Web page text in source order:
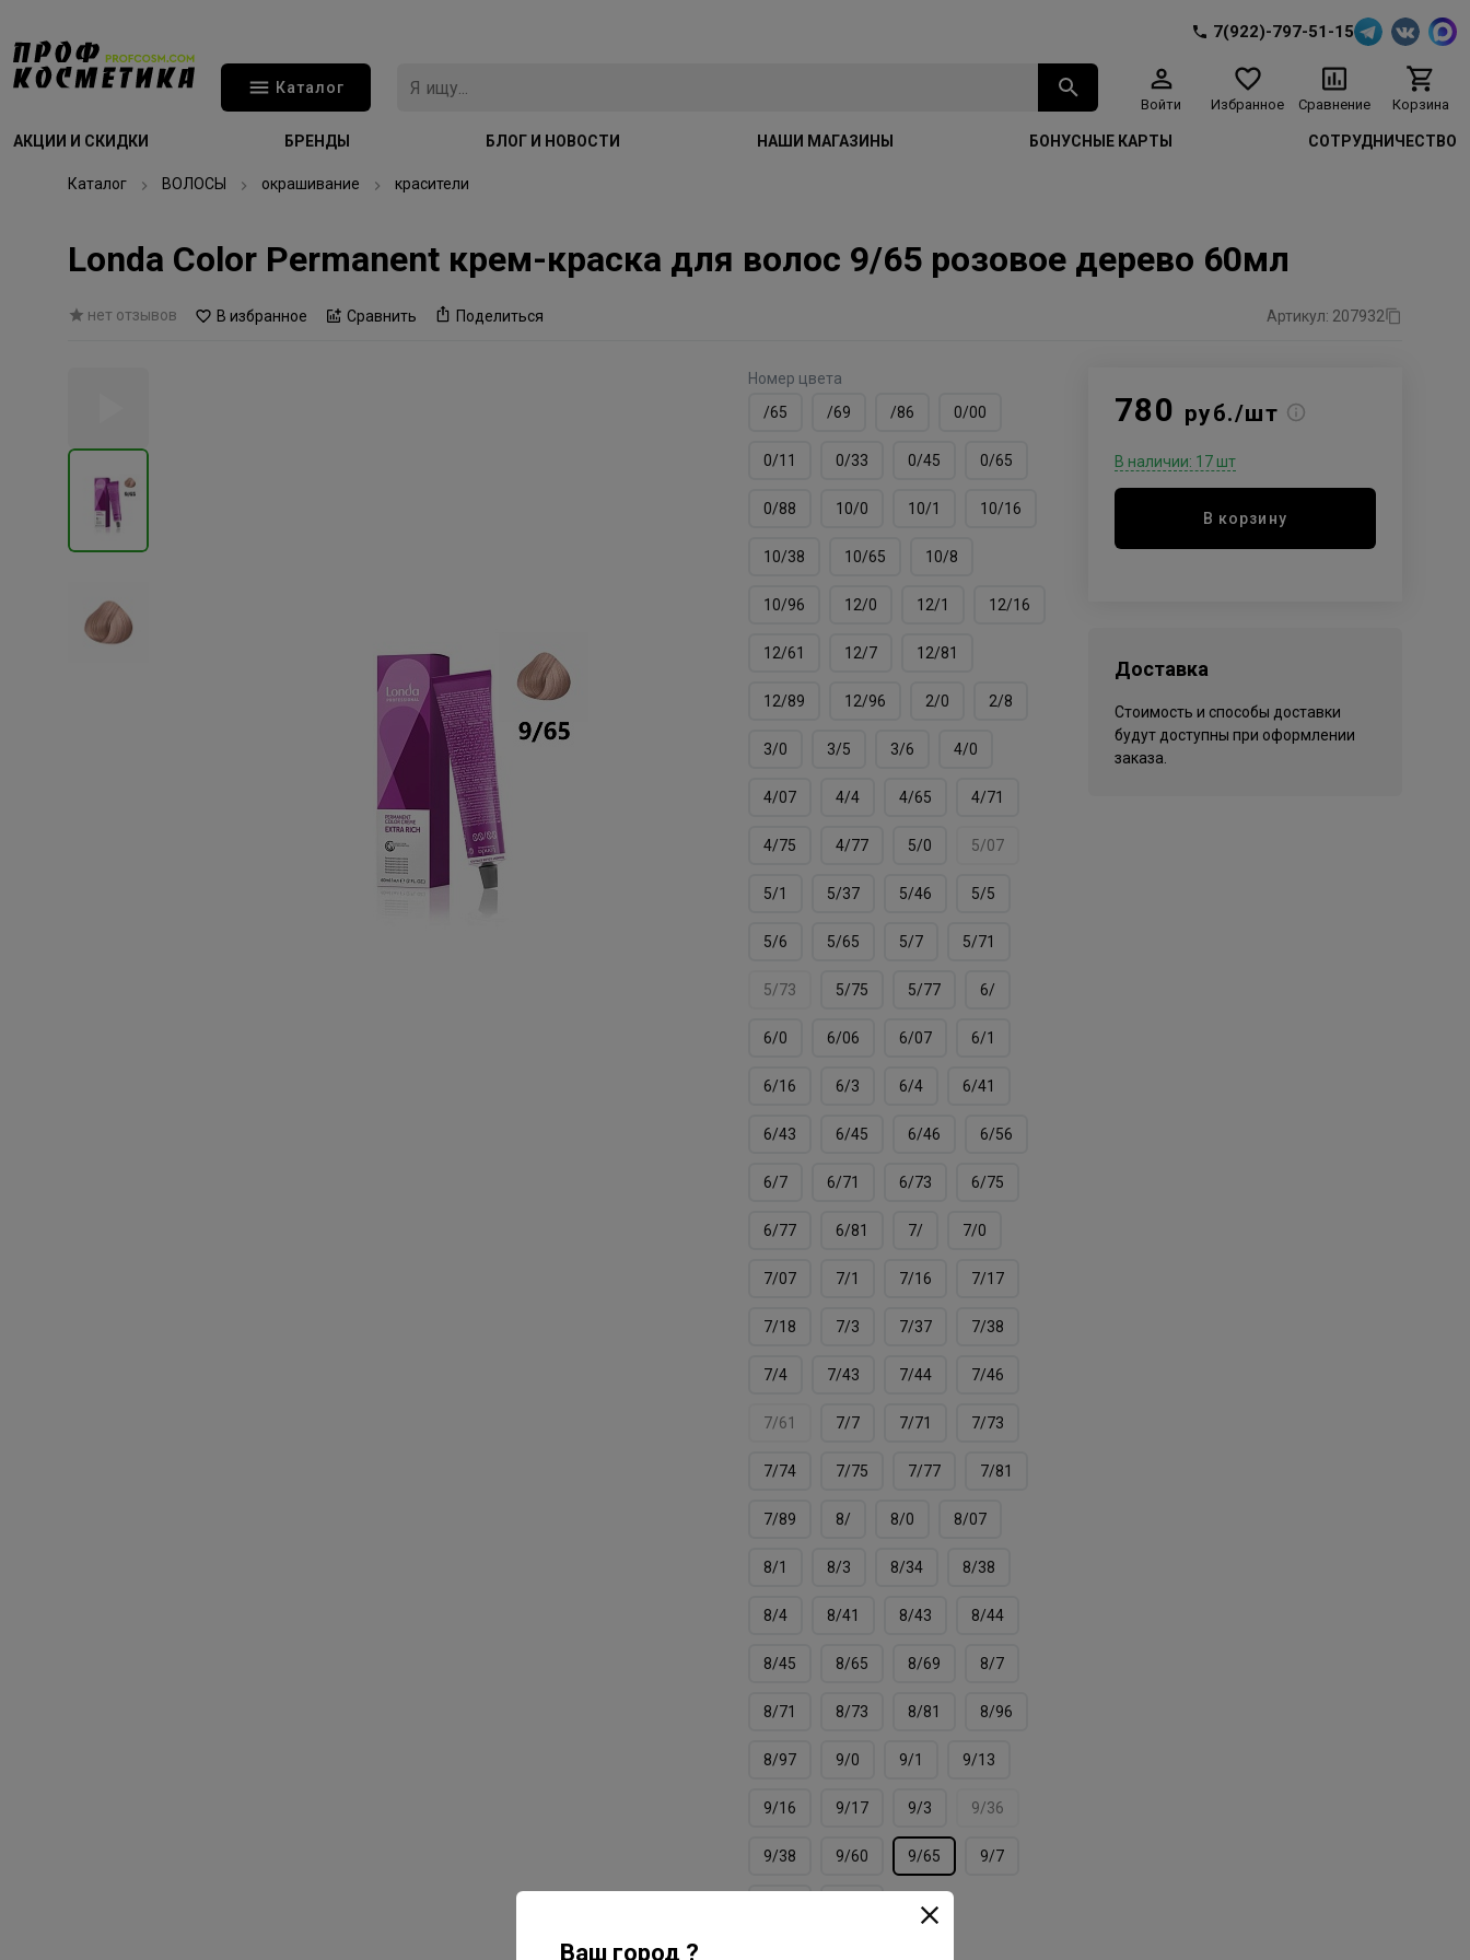
7(922)-797-51-15
Каталог
Войти Избранное Сравнение Корзина
АКЦИИ И СКИДКИ БРЕНДЫ БЛОГ И НОВОСТИ НАШИ МАГАЗИНЫ БОНУСНЫЕ КАРТЫ СОТРУДНИЧЕСТВО
Каталог ВОЛОСЫ окрашивание красители
Londa Color Permanent крем-краска для волос 9/65 розовое дерево 60мл
нет отзывов В избранное Сравнить Поделиться Артикул: 207932
Номер цвета
/65
/69 /86 0/00
0/11 0/33 0/45 0/65
0/88 10/0 10/1 10/16
10/38 10/65 10/8
10/96 12/0 12/1 12/16
12/61 12/7 12/81
12/89 12/96 2/0 2/8
3/0 3/5 3/6 4/0
4/07 4/4 4/65 4/71
4/75 4/77 5/0 5/07
5/1 5/37 5/46 5/5
5/6 5/65 5/7 5/71
5/73 5/75 5/77 6/
6/0 6/06 6/07 6/1
6/16 6/3 6/4 6/41
6/43 6/45 6/46 6/56
6/7 6/71 6/73 6/75
6/77 6/81 7/ 7/0
7/07 7/1 7/16 7/17
7/18 7/3 7/37 7/38
7/4 7/43 7/44 7/46
7/61 7/7 7/71 7/73
7/74 7/75 7/77 7/81
7/89 8/ 8/0 8/07
8/1 8/3 8/34 8/38
8/4 8/41 8/43 8/44
8/45 8/65 8/69 8/7
8/71 8/73 8/81 8/96
8/97 9/0 9/1 9/13
9/16 9/17 9/3 9/36
9/38 9/60 9/65 9/7
780 руб./шт
В наличии: 17 шт
В корзину
Доставка
Стоимость и способы доставки
будут доступны при оформлении
заказа.
Ваш город ?